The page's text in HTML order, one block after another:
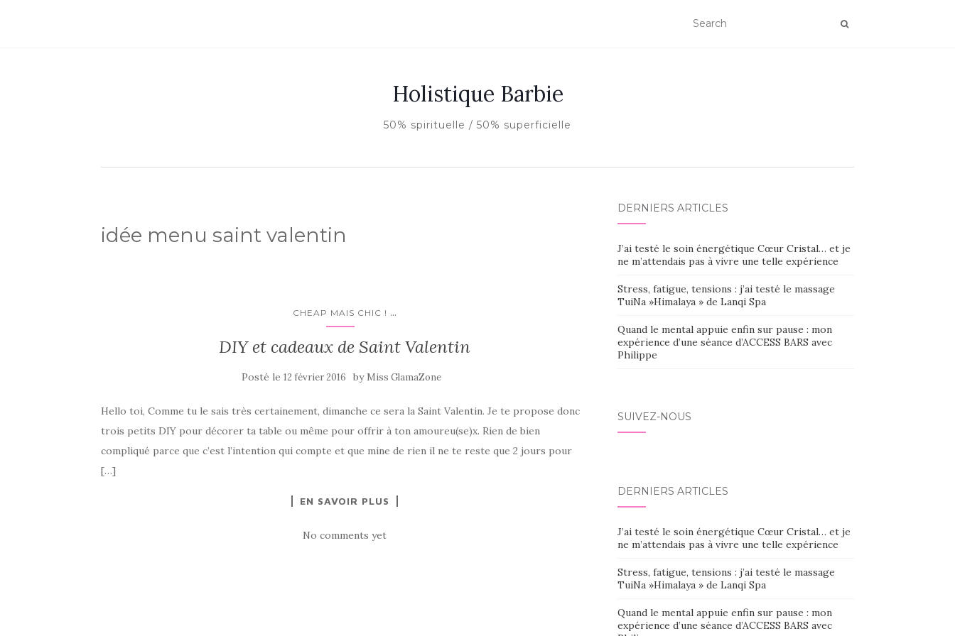
Holistique Barbie
50% spirituelle / 50% superficielle
idée menu saint valentin
CHEAP MAIS CHIC ! ...
DIY et cadeaux de Saint Valentin
Posté le 12 février 2016 by Miss GlamaZone
Hello toi, Comme tu le sais très certainement, dimanche ce sera la Saint Valentin. Je te propose donc
trois petits DIY pour décorer ta table ou même pour offrir à ton amoureu(se)x. Rien de bien
compliqué parce que c’est l’intention qui compte et que mine de rien il ne te reste que 2 jours pour
[…]
EN SAVOIR PLUS
No comments yet
DERNIERS ARTICLES
J’ai testé le soin énergétique Cœur Cristal… et je
ne m’attendais pas à vivre une telle expérience
Stress, fatigue, tensions : j’ai testé le massage
TuiNa »Himalaya » de Lanqi Spa
Quand le mental appuie enfin sur pause : mon
expérience d’une séance d’ACCESS BARS avec
Philippe
SUIVEZ-NOUS
DERNIERS ARTICLES
J’ai testé le soin énergétique Cœur Cristal… et je
ne m’attendais pas à vivre une telle expérience
Stress, fatigue, tensions : j’ai testé le massage
TuiNa »Himalaya » de Lanqi Spa
Quand le mental appuie enfin sur pause : mon
expérience d’une séance d’ACCESS BARS avec